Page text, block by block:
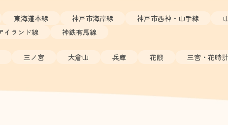
東海道本線 神戸市海岸線 神戸市西神・山手線
イランド線
神鉄有馬線
三ノ宮 大倉山 兵庫 花隈 三宮・花時